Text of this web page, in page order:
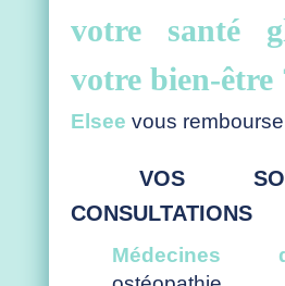
votre santé
votre bien-être
Elsee vous
VOS
CONSULTATIONS
Médecines